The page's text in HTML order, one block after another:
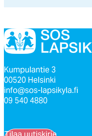
Kumpulantie 3
00520 Helsinki
info@sos-lapsikyla.fi
09 540 4880